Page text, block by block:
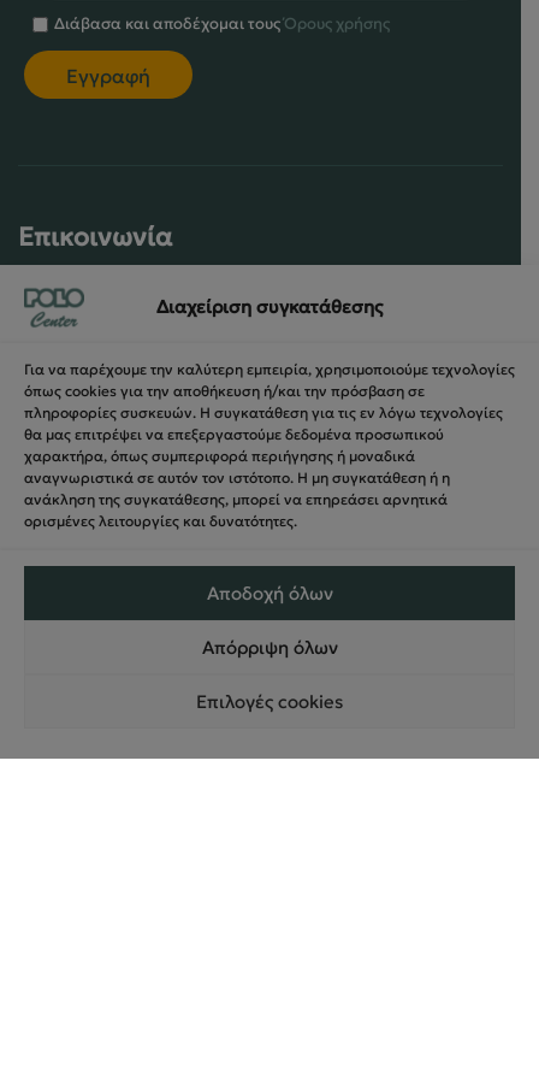
Διαχείριση συγκατάθεσης
Για να παρέχουμε την καλύτερη εμπειρία, χρησιμοποιούμε τεχνολογίες
όπως cookies για την αποθήκευση ή/και την πρόσβαση σε
πληροφορίες συσκευών. Η συγκατάθεση για τις εν λόγω τεχνολογίες
θα μας επιτρέψει να επεξεργαστούμε δεδομένα προσωπικού
χαρακτήρα, όπως συμπεριφορά περιήγησης ή μοναδικά
αναγνωριστικά σε αυτόν τον ιστότοπο. Η μη συγκατάθεση ή η
ανάκληση της συγκατάθεσης, μπορεί να επηρεάσει αρνητικά
ορισμένες λειτουργίες και δυνατότητες.
Αποδοχή όλων
Απόρριψη όλων
Επιλογές cookies
Διάβασα και αποδέχομαι τουςΌρους χρήσης
Επικοινωνία
+30 2109414020
eshop@polocenter.gr
Συντ. Ζησιμοπούλου 62, 175 64
Π.Φάληρο – Αθήνα, Ελλάδα
ΑΦΜ: 094140137,
Αρ. ΓΕΜΗ: 121665201000
ΤΑ ΚΑΤΑΣΤΉΜΑΤΑ POLO CENTER